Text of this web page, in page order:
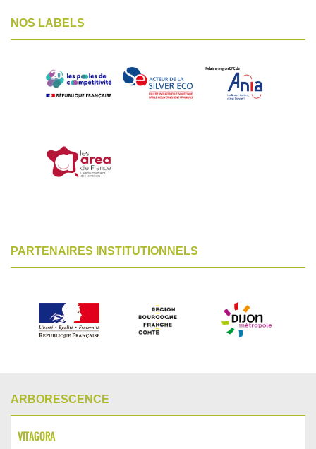
NOS LABELS
PARTENAIRES INSTITUTIONNELS
ARBORESCENCE
VITAGORA